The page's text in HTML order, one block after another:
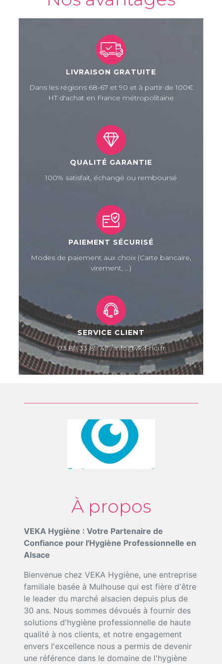
LIVRAISON GRATUITE
Dans les régions 68-67 et 90 et à partir de 100€
HT d'achat en France métropolitaine
QUALITÉ GARANTIE
100% satisfait, échangé ou remboursé
PAIEMENT SÉCURISÉ
Modes de paiement aux choix (Carte bancaire,
virement, ...)
SERVICE CLIENT
03 89 33 89 49 / info@vkd-hci.fr
À propos
VEKA Hygiène : Votre Partenaire de
Confiance pour l'Hygiène Professionnelle en
Alsace
Bienvenue chez VEKA Hygiène, une entreprise
familiale basée à Mulhouse qui est fière d'être
le leader du marché alsacien depuis plus de
30 ans. Nous sommes dévoués à fournir des
solutions d'hygiène professionnelle de haute
qualité à nos clients, et notre engagement
envers l'excellence nous a permis de devenir
une référence dans le domaine de l'hygiène